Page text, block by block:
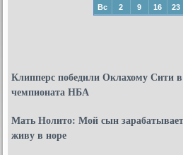
Вс
2 9 16 23
Клипперс победили Оклахому Сити
чемпионата НБА
Мать Нолито: Мой сын
живу в норе